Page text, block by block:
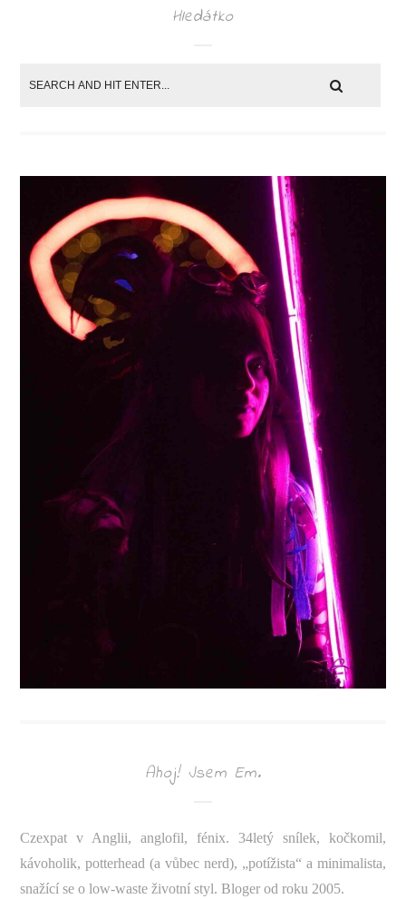
Hledátko
Ahoj! Jsem Em.
Czexpat v Anglii, anglofil, fénix. 34letý snílek, kočkomil,
kávoholik, potterhead (a vůbec nerd), „potížista“ a minimalista,
snažící se o low-waste životní styl. Bloger od roku 2005.